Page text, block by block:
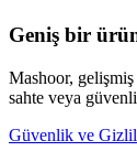
Geniş bir
Mashoor,
sahte veya
Güvenlik ve